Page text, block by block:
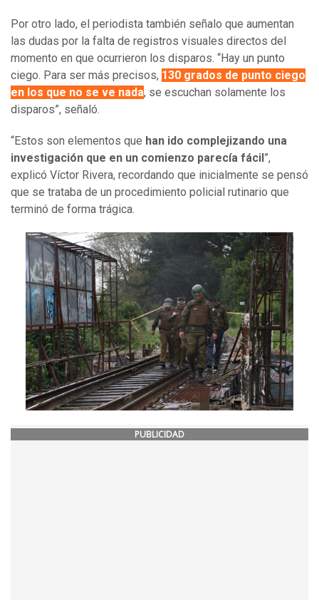
Por otro lado, el periodista también señalo que aumentan
las dudas por la falta de registros visuales directos del
momento en que ocurrieron los disparos. “Hay un punto
ciego. Para ser más precisos, 130 grados de punto ciego
en los que no se ve nada, se escuchan solamente los
disparos”, señaló.
“Estos son elementos que han ido complejizando una
investigación que en un comienzo parecía fácil”,
explicó Víctor Rivera, recordando que inicialmente se pensó
que se trataba de un procedimiento policial rutinario que
terminó de forma trágica.
PUBLICIDAD